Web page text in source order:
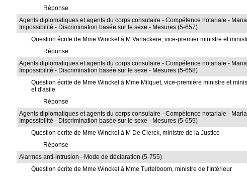
Réponse
Agents diplomatiques et agents du corps consulaire - Compétence notariale -
Impossibilité - Discrimination basée sur le sexe - Mesures (5-657)
Question écrite de Mme Winckel à M Vanackere, vice-premier ministre et
Réponse
Agents diplomatiques et agents du corps consulaire - Compétence notariale -
Impossibilité - Discrimination basée sur le sexe - Mesures (5-658)
Question écrite de Mme Winckel à Mme Milquet, vice-première ministre et
et d'asile
Réponse
Agents diplomatiques et agents du corps consulaire - Compétence notariale -
Impossibilité - Discrimination basée sur le sexe - Mesures (5-659)
Question écrite de Mme Winckel à M De Clerck, ministre de la Justice
Réponse
Alarmes anti-intrusion - Mode de déclaration (5-755)
Question écrite de Mme Winckel à Mme Turtelboom, ministre de l'Intérieur